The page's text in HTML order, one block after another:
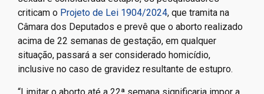
sexual é considerada estupro, os pesquisadores
criticam oProjeto de Lei 1904/2024 , que tramita na
Câmara dos Deputados e prevê que o aborto realizado
acima de 22 semanas de gestação, em qualquer
situação, passará a ser considerado homicídio,